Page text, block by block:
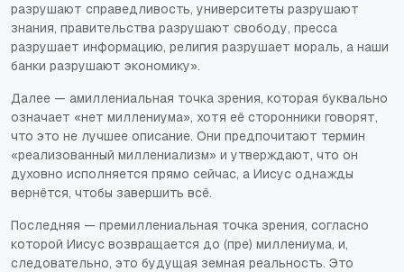
разрушают справедливость, университеты разрушают
знания, правительства разрушают свободу, пресса
разрушает информацию, религия разрушает мораль, а наши
банки разрушают экономику».
Далее — амиллениальная точка зрения, которая буквально
означает «нет миллениума», хотя её сторонники говорят,
что это не лучшее описание. Они предпочитают термин
«реализованный миллениализм» и утверждают, что он
духовно исполняется прямо сейчас, а Иисус однажды
вернётся, чтобы завершить всё.
Последняя — премиллениальная точка зрения, согласно
которой Иисус возвращается до (пре) миллениума, и,
следовательно, это будущая земная реальность. Это